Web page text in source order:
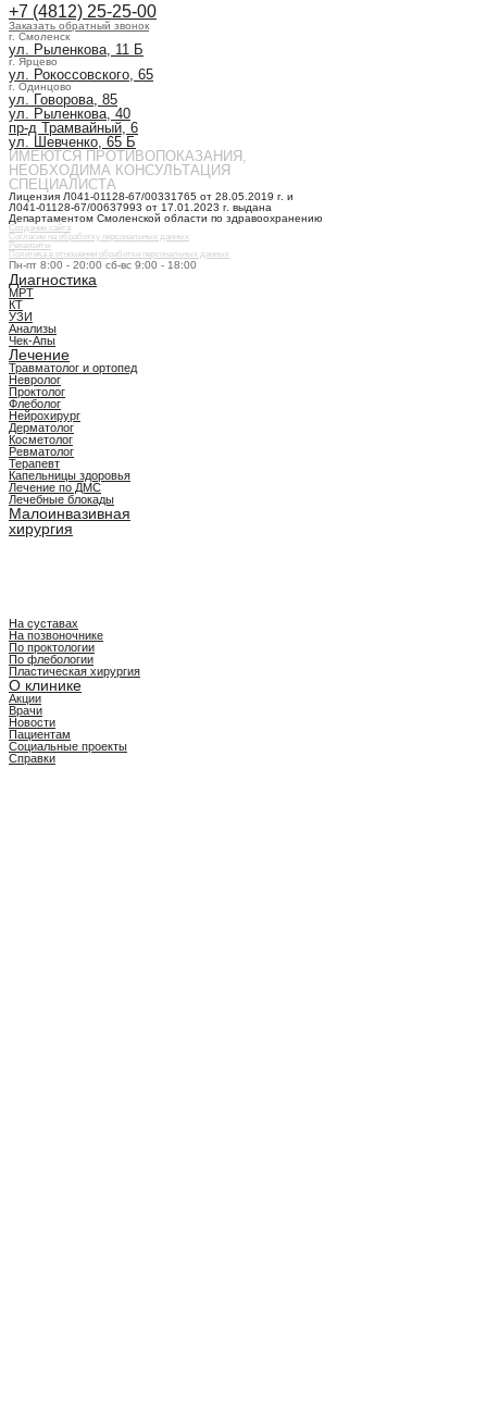
+7 (4812) 25-25-00
Заказать обратный звонок
г. Смоленск
ул. Рыленкова, 11 Б
г. Ярцево
ул. Рокоссовского, 65
г. Одинцово
ул. Говорова, 85
ул. Рыленкова, 40
пр-д Трамвайный, 6
ул. Шевченко, 65 Б
ИМЕЮТСЯ ПРОТИВОПОКАЗАНИЯ,
НЕОБХОДИМА КОНСУЛЬТАЦИЯ
СПЕЦИАЛИСТА
Лицензия Л041-01128-67/00331765 от 28.05.2019 г. и
Л041-01128-67/00637993 от 17.01.2023 г. выдана
Департаментом Смоленской области по здравоохранению
Создание сайта
Согласие на обработку персональных данных
Реквизиты
Политика в отношении обработки персональных данных
Пн-пт 8:00 - 20:00 сб-вс 9:00 - 18:00
Диагностика
МРТ
КТ
УЗИ
Анализы
Чек-Апы
Лечение
Травматолог и ортопед
Невролог
Проктолог
Флеболог
Нейрохирург
Дерматолог
Косметолог
Ревматолог
Терапевт
Капельницы здоровья
Лечение по ДМС
Лечебные блокады
Малоинвазивная
хирургия
На суставах
На позвоночнике
По проктологии
По флебологии
Пластическая хирургия
О клинике
Акции
Врачи
Новости
Пациентам
Социальные проекты
Справки